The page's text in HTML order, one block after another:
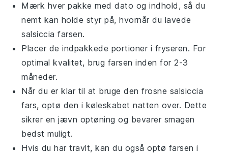
Mærk hver pakke med dato og indhold, så du
nemt kan holde styr på, hvornår du lavede
salsiccia farsen.
Placer de indpakkede portioner i fryseren. For
optimal kvalitet, brug farsen inden for 2-3
måneder.
Når du er klar til at bruge den frosne salsiccia
fars, optø den i køleskabet natten over. Dette
sikrer en jævn optøning og bevarer smagen
bedst muligt.
Hvis du har travlt, kan du også optø farsen i